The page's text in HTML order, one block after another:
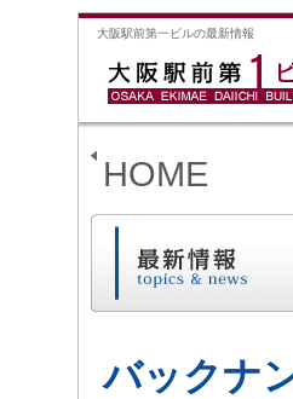
大阪駅前第一ビルの最新情報
HOME
バックナ